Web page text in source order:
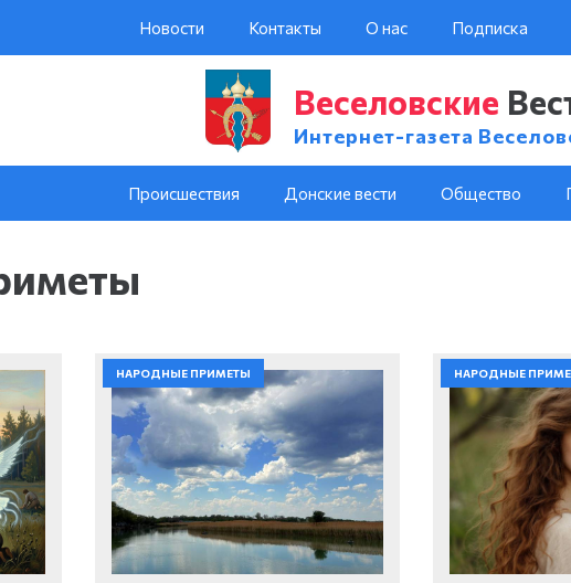
Новости Контакты О нас Подписка
Веселовские
Интернет-газета
Происшествия Донские вести Общество
НАРОДНЫЕ ПРИМЕТЫ НАРОДНЫЕ